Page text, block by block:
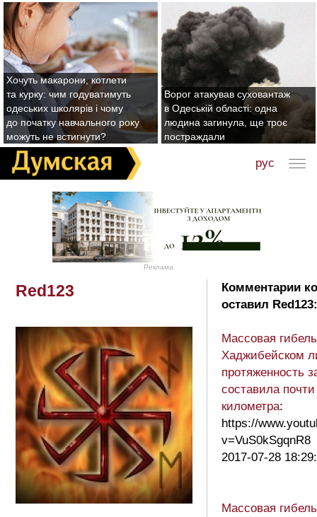
Хочуть макарони, котлети
та курку: чим годуватимуть
одеських школярів і чому
до початку навчального року
можуть не встигнути?
Ворог атакував суховантаж
в Одеській області: одна
людина загинула, ще троє
постраждали
рус
Реклама
Red123
Комментарии
оставил Red123:
Массовая
Хаджибейском
протяженность
составила
километра:
https://
v=VuS0kSgqnR8
2017-07-28
Массовая